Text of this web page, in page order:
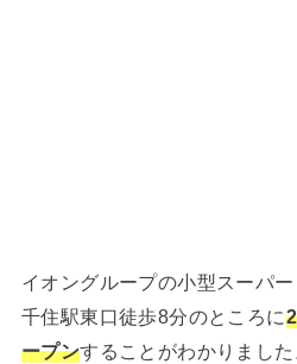
イオングループの小型スーパ
千住駅東口徒歩8分のところに
ープンすることがわかりました